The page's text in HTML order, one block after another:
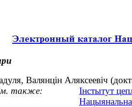
Валянцін Аляксеевіч
также:
Інстытут